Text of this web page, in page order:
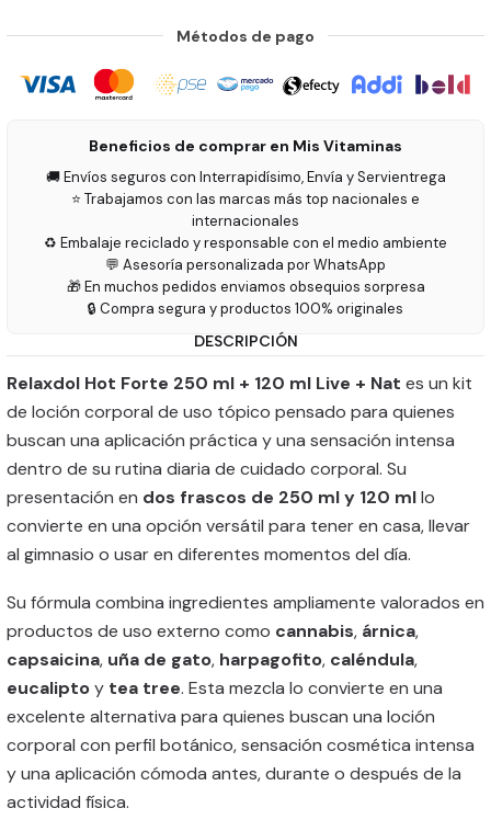
Métodos de pago
Beneficios de comprar en Mis Vitaminas
🚚 Envíos seguros con Interrapidísimo, Envía y Servientrega
⭐ Trabajamos con las marcas más top nacionales e
internacionales
♻️ Embalaje reciclado y responsable con el medio ambiente
💬 Asesoría personalizada por WhatsApp
🎁 En muchos pedidos enviamos obsequios sorpresa
🔒 Compra segura y productos 100% originales
DESCRIPCIÓN
Relaxdol Hot Forte 250 ml + 120 ml Live + Nat es un kit
de loción corporal de uso tópico pensado para quienes
buscan una aplicación práctica y una sensación intensa
dentro de su rutina diaria de cuidado corporal. Su
presentación en dos frascos de 250 ml y 120 mllo
convierte en una opción versátil para tener en casa, llevar
al gimnasio o usar en diferentes momentos del día.
Su fórmula combina ingredientes ampliamente valorados en
productos de uso externo como cannabis, árnica,
capsaicina, uña de gato, harpagofito, caléndula,
eucaliptoy tea tree. Esta mezcla lo convierte en una
excelente alternativa para quienes buscan una loción
corporal con perfil botánico, sensación cosmética intensa
y una aplicación cómoda antes, durante o después de la
actividad física.